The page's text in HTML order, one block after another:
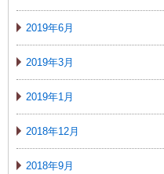
2019年6月
2019年3月
2019年1月
2018年12月
2018年9月